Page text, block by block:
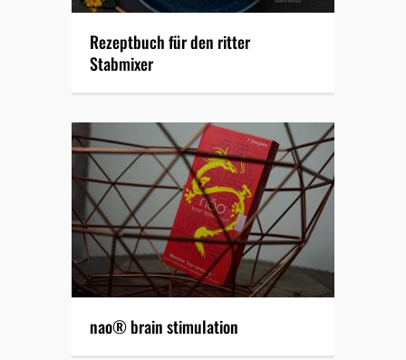
Rezeptbuch für den ritter
Stabmixer
nao® brain stimulation